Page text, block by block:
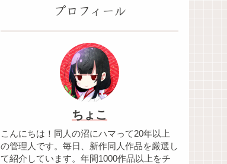
プロフィール
ちょこ
こんにちは！同人の沼にハマって20年以上
の管理人です。毎日、新作同人作品を厳選し
て紹介しています。年間1000作品以上をチ